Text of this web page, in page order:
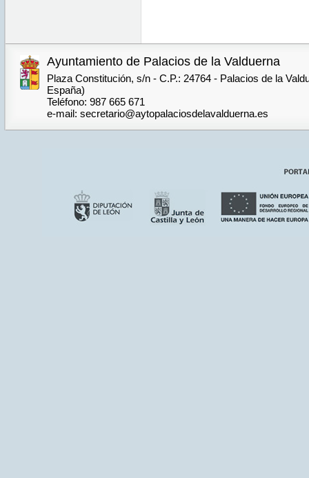
Ayuntamiento de Palacios de la Valduerna
Plaza Constitución, s/n - C.P.: 24764 - Palacios de la
España)
Teléfono: 987 665 671
e-mail: secretario@aytopalaciosdelavalduerna.es